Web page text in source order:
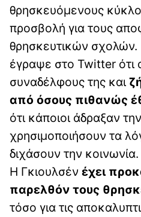
θρησκευόμενους
προσβολή για τους
θρησκευτικών σχολών.
έγραψε στο Twitter ότι
συναδέλφους της και
από όσους πιθανώς
ότι κάποιοι άδραξαν
χρησιμοποιήσουν τα
διχάσουν την κοινωνία.
Η Γκιουλσέν έχει
παρελθόν τους
τόσο για τις